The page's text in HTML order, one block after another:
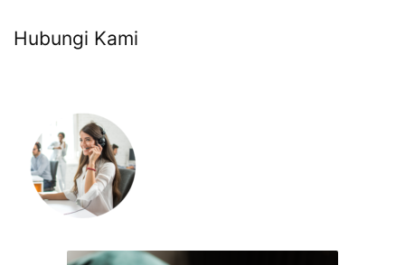
Hubungi Kami